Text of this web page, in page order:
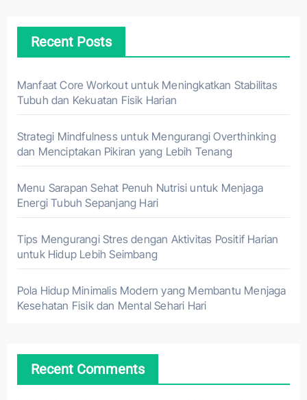
Recent Posts
Manfaat Core Workout untuk Meningkatkan Stabilitas
Tubuh dan Kekuatan Fisik Harian
Strategi Mindfulness untuk Mengurangi Overthinking
dan Menciptakan Pikiran yang Lebih Tenang
Menu Sarapan Sehat Penuh Nutrisi untuk Menjaga
Energi Tubuh Sepanjang Hari
Tips Mengurangi Stres dengan Aktivitas Positif Harian
untuk Hidup Lebih Seimbang
Pola Hidup Minimalis Modern yang Membantu Menjaga
Kesehatan Fisik dan Mental Sehari Hari
Recent Comments